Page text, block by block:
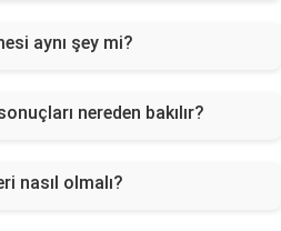
aynı şey mi?
nereden bakılır?
nasıl olmalı?